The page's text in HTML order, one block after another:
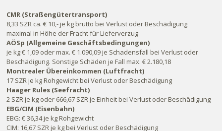
CMR (Straßengütertransport)
8,33 SZR ca. € 10,- je kg brutto bei Verlust oder Beschädigung
maximal in Höhe der Fracht für Lieferverzug
AÖSp (Allgemeine Geschäftsbedingungen)
je kg € 1,09 oder max. € 1.090,09 je Schadensfall bei Verlust oder
Beschädigung. Sonstige Schäden je Fall max. € 2.180,18
Montrealer Übereinkommen (Luftfracht)
17 SZR je kg Rohgewicht bei Verlust oder Beschädigung
Haager Rules (Seefracht)
2 SZR je kg oder 666,67 SZR je Einheit bei Verlust oder Beschädigung
EBG/CIM (Eisenbahn)
EBG: € 36,34 je kg Rohgewicht
CIM: 16,67 SZR je kg bei Verlust oder Beschädigung